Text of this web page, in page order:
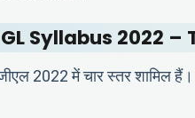
Syllabus 2022 –
2022 में चार स्तर शामिल हैं।